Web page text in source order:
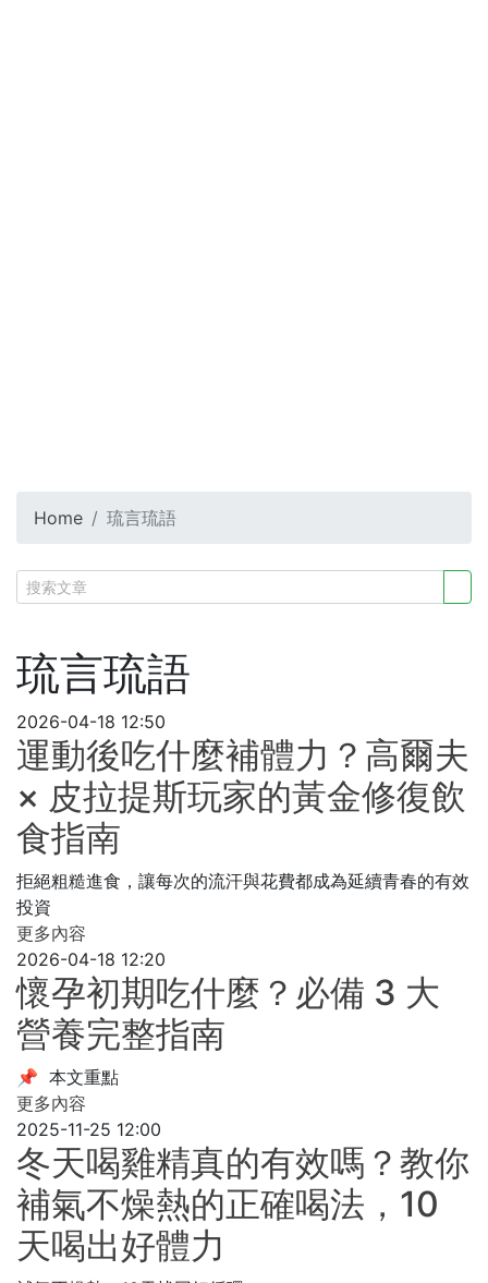
Home 琉言琉語
琉言琉語
2026-04-18 12:50
運動後吃什麼補體力？高爾夫
× 皮拉提斯玩家的黃金修復飲
食指南
拒絕粗糙進食，讓每次的流汗與花費都成為延續青春的有效
投資
更多內容
2026-04-18 12:20
懷孕初期吃什麼？必備 3 大
營養完整指南
📌 本文重點
更多內容
2025-11-25 12:00
冬天喝雞精真的有效嗎？教你
補氣不燥熱的正確喝法，10
天喝出好體力